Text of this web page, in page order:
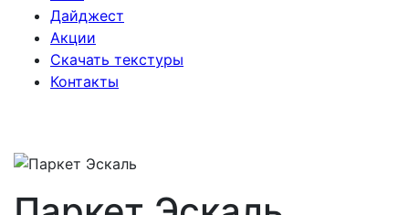
Дайджест
Акции
Скачать текстуры
Контакты